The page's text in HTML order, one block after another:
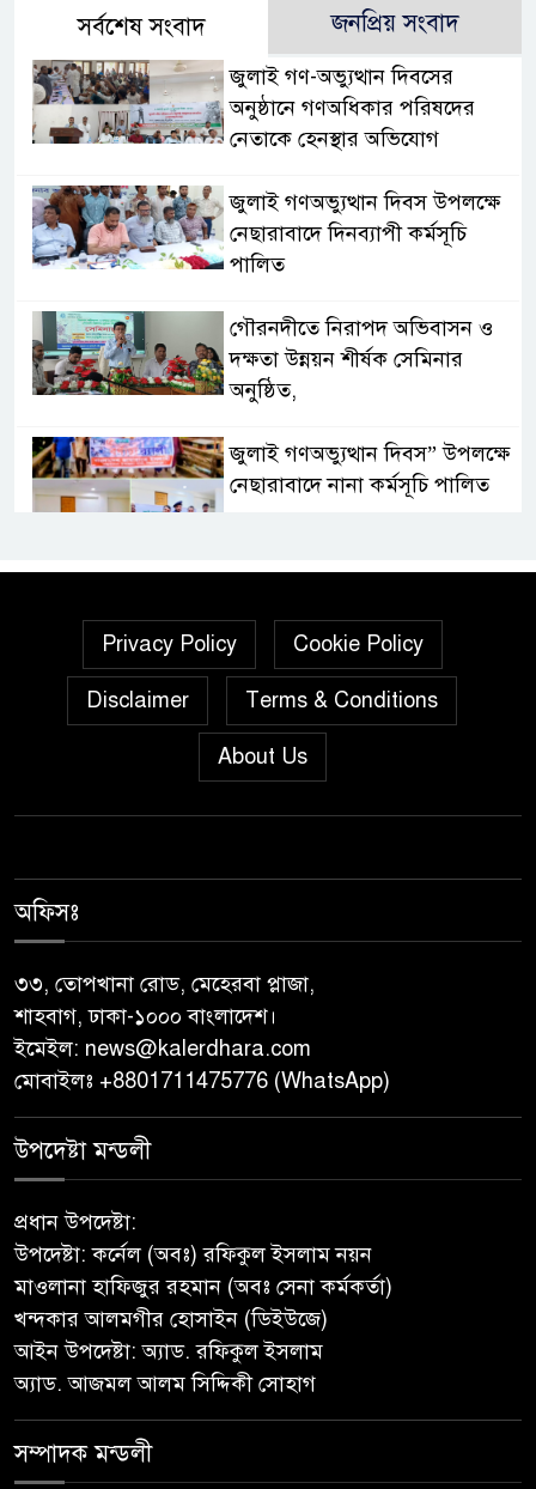
সর্বশেষ সংবাদ জনপ্রিয় সংবাদ
জুলাই গণ-অভ্যুত্থান দিবসের
অনুষ্ঠানে গণঅধিকার পরিষদের
নেতাকে হেনস্থার অভিযোগ
জুলাই গণঅভ্যুত্থান দিবস উপলক্ষে
নেছারাবাদে দিনব্যাপী কর্মসূচি
পালিত
গৌরনদীতে নিরাপদ অভিবাসন ও
দক্ষতা উন্নয়ন শীর্ষক সেমিনার
অনুষ্ঠিত,
জুলাই গণঅভ্যুত্থান দিবস” উপলক্ষে
নেছারাবাদে নানা কর্মসূচি পালিত
নয়নুজ্জামান মুন্সীর মতবিনিময়
পিরোজপুরে নানা কর্মসূচি পালিত
নেছারাবাদের বলদিয়ায় বিয়ের
অনশন : থানায় অভিযোগ
‎গৌরনদীতে যথাযোগ্য মর্যাদায়
পালিত হলো ‘০৫ আগস্ট জুলাই
গণঅভ্যুত্থান দিবস ২০২৬’ ‎
বাবুগঞ্জে বাংলাদেশ প্রাথমিক শিক্ষক
লুটের অভিযোগ
বাবুগঞ্জে পরিস্কার পরিচ্ছন্নতা ও
বৃক্ষরোপণ অভিযান শুরু করেছে
সুজন
মৎস্য ও পরিবেশে নতুন সম্ভাবনা;
Privacy Policy Cookie Policy
Disclaimer Terms & Conditions
About Us
অফিসঃ
৩৩, তোপখানা রোড, মেহেরবা প্লাজা,
শাহবাগ, ঢাকা-১০০০ বাংলাদেশ।
ইমেইল: news@kalerdhara.com
মোবাইলঃ +8801711475776 (WhatsApp)
উপদেষ্টা মন্ডলী
প্রধান উপদেষ্টা:
উপদেষ্টা: কর্নেল (অবঃ) রফিকুল ইসলাম নয়ন
মাওলানা হাফিজুর রহমান (অবঃ সেনা কর্মকর্তা)
খন্দকার আলমগীর হোসাইন (ডিইউজে)
আইন উপদেষ্টা: অ্যাড. রফিকুল ইসলাম
অ্যাড. আজমল আলম সিদ্দিকী সোহাগ
সম্পাদক মন্ডলী